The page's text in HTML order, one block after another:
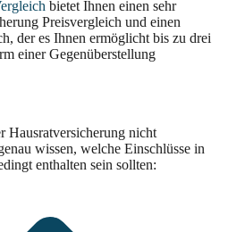
bietet Ihnen einen sehr
Preisvergleich und einen
der es Ihnen ermöglicht bis zu drei
einer Gegenüberstellung
Hausratversicherung nicht
wissen, welche Einschlüsse in
enthalten sein sollten: